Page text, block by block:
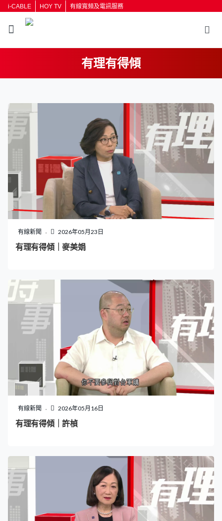
i-CABLE HOY TV 有線寬頻及電訊服務
有理有得傾
有線新聞 2026年05月23日
有理有得傾｜麥美娟
有線新聞 2026年05月16日
有理有得傾｜許楨